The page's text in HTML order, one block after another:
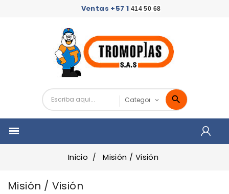
Ventas +57 1 414 50 68

Inicio Misión / Visión
Misión / Visión